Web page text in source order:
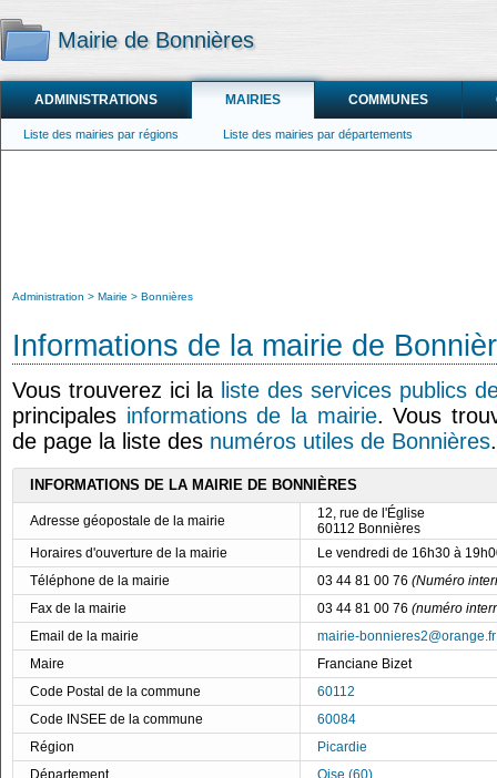
Mairie de Bonnières
ADMINISTRATIONS MAIRIES COMMUNES
Liste des mairies par régions Liste des mairies par départements
Administration Mairie Bonnières
Informations de la mairie de
Vous trouverez ici la liste des services publics
principales informations de la mairie. Vous
de page la liste des numéros utiles de Bonnières.
INFORMATIONS DE LA MAIRIE DE BONNIÈRES
Adresse géopostale de la mairie
12, rue de l'Église
60112 Bonnières
Horaires d'ouverture de la mairie
Le vendredi de 16h30 à
Téléphone de la mairie
03 44 81 00 76 (Numéro
Fax de la mairie
03 44 81 00 76 (numéro
Email de la mairie
mairie-bonnieres2@orange.fr
Maire
Franciane Bizet
Code Postal de la commune
60112
Code INSEE de la commune
60084
Région
Picardie
Département
Oise (60)